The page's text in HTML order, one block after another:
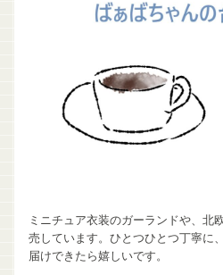
ミニチュア衣装のガーランドや、北
売しています。ひとつひとつ丁寧に
届けできたら嬉しいです。